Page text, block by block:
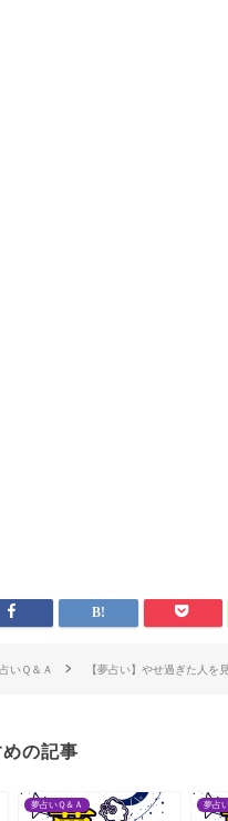
いＱ＆Ａ 【夢占い】やせ過ぎた人を
の記事
夢占いＱ＆Ａ 夢